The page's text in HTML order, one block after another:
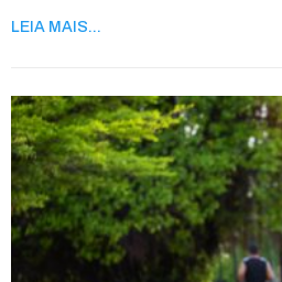
LEIA MAIS...